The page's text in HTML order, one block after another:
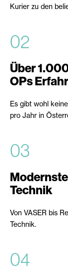
Kurier zu den
02
Über
OPs
Es gibt wohl
pro Jahr in
03
Modernste
Technik
Von VASER bis
Technik.
04